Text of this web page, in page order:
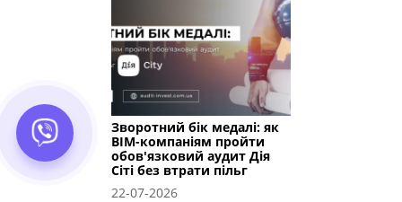
Зворотний бік медалі: як
BIM-компаніям пройти
обов'язковий аудит Дія
Сіті без втрати пільг
22-07-2026